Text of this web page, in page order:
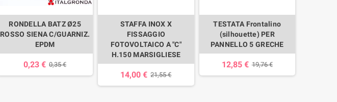
RONDELLA BATZ Ø25
ROSSO SIENA C/GUARNIZ.
EPDM
0,23 € 0,35 €
STAFFA INOX X
FISSAGGIO
FOTOVOLTAICO A "C"
H.150 MARSIGLIESE
14,00 € 21,55 €
TESTATA Frontalino
(silhouette) PER
PANNELLO 5 GRECHE
12,85 € 19,76 €